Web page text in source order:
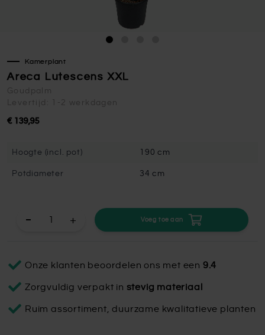
Kamerplant
Areca Lutescens XXL
Goudpalm
Levertijd: 1-2 werkdagen
€ 139,95
Hoogte (incl. pot) 190 cm
Potdiameter 34 cm
+ Voeg toe aan
Onze klanten beoordelen ons met een 9.4
Zorgvuldig verpakt in stevig materiaal
Ruim assortiment, duurzame kwalitatieve planten